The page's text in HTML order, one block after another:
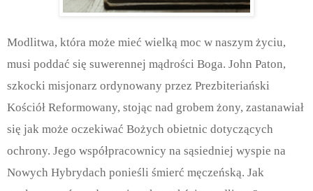
Modlitwa, która może mieć wielką moc w naszym życiu,
musi poddać się suwerennej mądrości Boga. John Paton,
szkocki misjonarz ordynowany przez Prezbiteriański
Kościół Reformowany, stojąc nad grobem żony, zastanawiał
się jak może oczekiwać Bożych obietnic dotyczących
ochrony. Jego współpracownicy na sąsiedniej wyspie na
Nowych Hybrydach ponieśli śmierć męczeńską. Jak